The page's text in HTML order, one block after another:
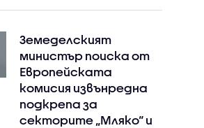
Земеделският
министър поиска от
Европейската
комисия извънредна
подкрепа за
секторите „Мляко“ и